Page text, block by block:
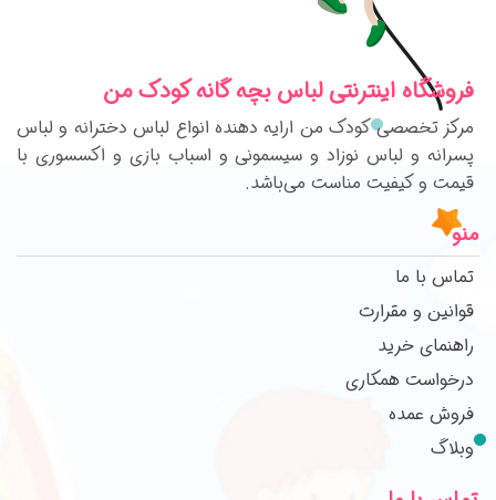
فروشگاه اینترنتی لباس بچه گانه کودک من
مرکز تخصصی کودک من ارایه دهنده انواع لباس دخترانه و لباس
پسرانه و لباس نوزاد و سیسمونی و اسباب بازی و اکسسوری با
قیمت و کیفیت مناست می‌باشد.
منو
تماس با ما
قوانین و مقرارت
راهنمای خرید
درخواست همکاری
فروش عمده
وبلاگ